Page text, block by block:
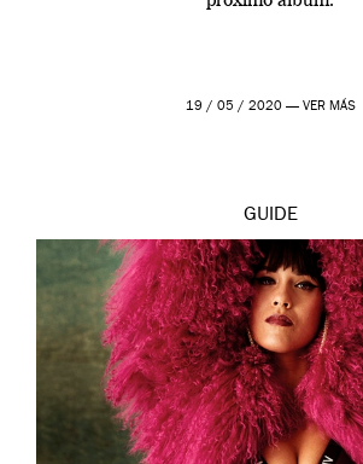
19 / 05 / 2020 — VER MÁS
GUIDE